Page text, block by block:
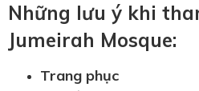
Những lưu ý khi
Jumeirah Mosque:
Trang phục